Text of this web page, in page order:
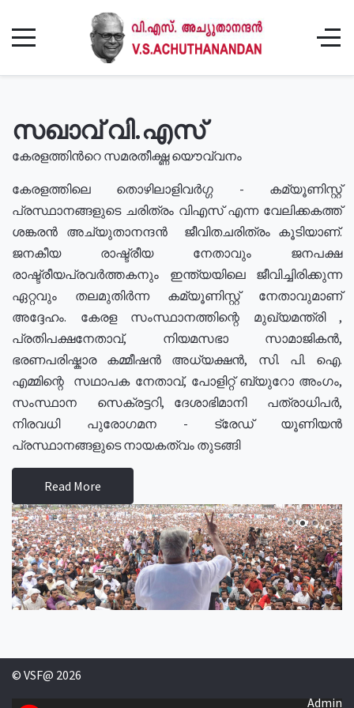
സഖാവ് വി.എസ്
കേരളത്തിൻറെ സമരതീക്ഷ്ണ യൌവ്വനം
കേരളത്തിലെ തൊഴിലാളിവർഗ്ഗ - കമ്യൂണിസ്റ്റ്
പ്രസ്ഥാനങ്ങളുടെ ചരിത്രം വിഎസ് എന്ന വേലിക്കകത്ത്
ശങ്കരൻ അച്യുതാനന്ദൻ ജീവിതചരിത്രം കൂടിയാണ്.
ജനകീയ രാഷ്ട്രീയ നേതാവും ജനപക്ഷ
രാഷ്ട്രീയപ്രവർത്തകനും ഇന്ത്യയിലെ ജീവിച്ചിരിക്കുന്ന
ഏറ്റവും തലമുതിർന്ന കമ്യൂണിസ്റ്റ് നേതാവുമാണ്
അദ്ദേഹം. കേരള സംസ്ഥാനത്തിന്റെ മുഖ്യമന്ത്രി ,
പ്രതിപക്ഷനേതാവ്, നിയമസഭാ സാമാജികൻ,
ഭരണപരിഷ്കാര കമ്മീഷൻ അധ്യക്ഷൻ, സി. പി. ഐ.
എമ്മിന്റെ സഥാപക നേതാവ്, പോളിറ്റ് ബ്യുറോ അംഗം,
സംസ്ഥാന സെക്രട്ടറി, ദേശാഭിമാനി പത്രാധിപർ,
നിരവധി പുരോഗമന - ട്രേഡ് യൂണിയൻ
പ്രസ്ഥാനങ്ങളുടെ നായകത്വം തുടങ്ങി
Read More
© VSF@ 2026
Admin